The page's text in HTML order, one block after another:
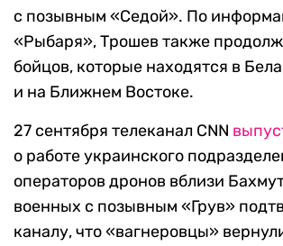
с позывным «Седой». По
«Рыбаря», Трошев также
бойцов, которые находятся в
и на Ближнем Востоке.
27 сентября телеканал CNN
о работе украинского
операторов дронов вблизи
военных с позывным «Грув»
каналу, что «вагнеровцы»